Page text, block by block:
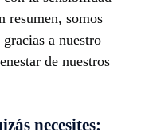
resumen, somos
a nuestro
de nuestros
necesites: